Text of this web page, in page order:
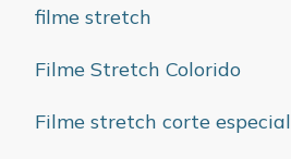
filme stretch
Filme Stretch Colorido
Filme stretch corte especial